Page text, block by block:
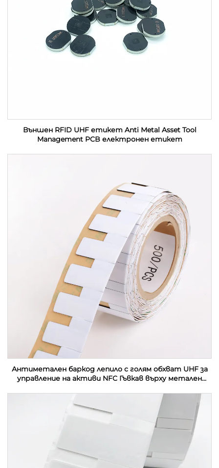
Външен RFID UHF етикет Anti Metal Asset Tool
Management PCB електронен етикет
Антиметален баркод лепило с голям обхват UHF за
управление на активи NFC Гъвкав върху метален